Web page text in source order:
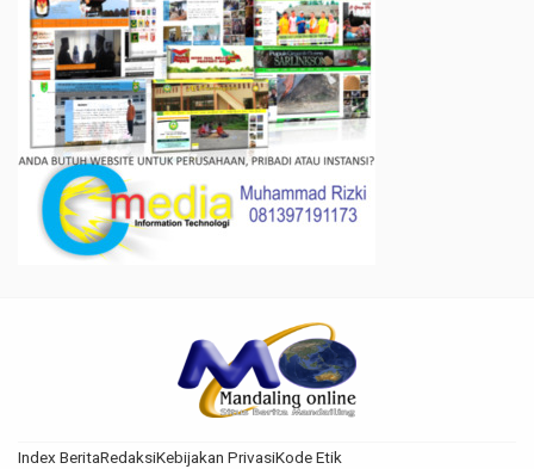
Index BeritaRedaksiKebijakan PrivasiKode Etik